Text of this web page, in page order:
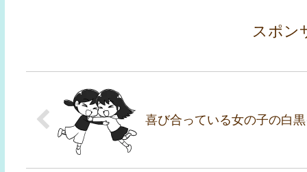
スポン
喜び合っている女の子の白黒